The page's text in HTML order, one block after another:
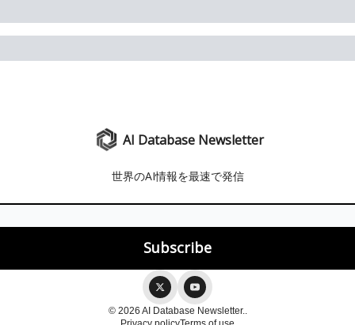
AI Database Newsletter
世界のAI情報を最速で発信
© 2026 AI Database Newsletter..